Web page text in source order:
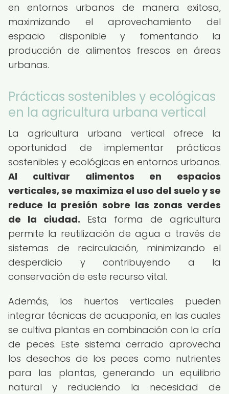
en entornos urbanos de manera exitosa,
maximizando el aprovechamiento del
espacio disponible y fomentando la
producción de alimentos frescos en áreas
urbanas.
Prácticas sostenibles y ecológicas
en la agricultura urbana vertical
La agricultura urbana vertical ofrece la
oportunidad de implementar prácticas
sostenibles y ecológicas en entornos urbanos.
Al cultivar alimentos en espacios
verticales, se maximiza el uso del suelo y se
reduce la presión sobre las zonas verdes
de la ciudad. Esta forma de agricultura
permite la reutilización de agua a través de
sistemas de recirculación, minimizando el
desperdicio y contribuyendo a la
conservación de este recurso vital.
Además, los huertos verticales pueden
integrar técnicas de acuaponía, en las cuales
se cultiva plantas en combinación con la cría
de peces. Este sistema cerrado aprovecha
los desechos de los peces como nutrientes
para las plantas, generando un equilibrio
natural y reduciendo la necesidad de